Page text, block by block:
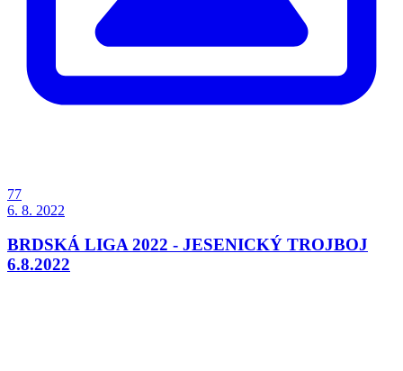
77
6. 8. 2022
BRDSKÁ LIGA 2022 - JESENICKÝ TROJBOJ
6.8.2022